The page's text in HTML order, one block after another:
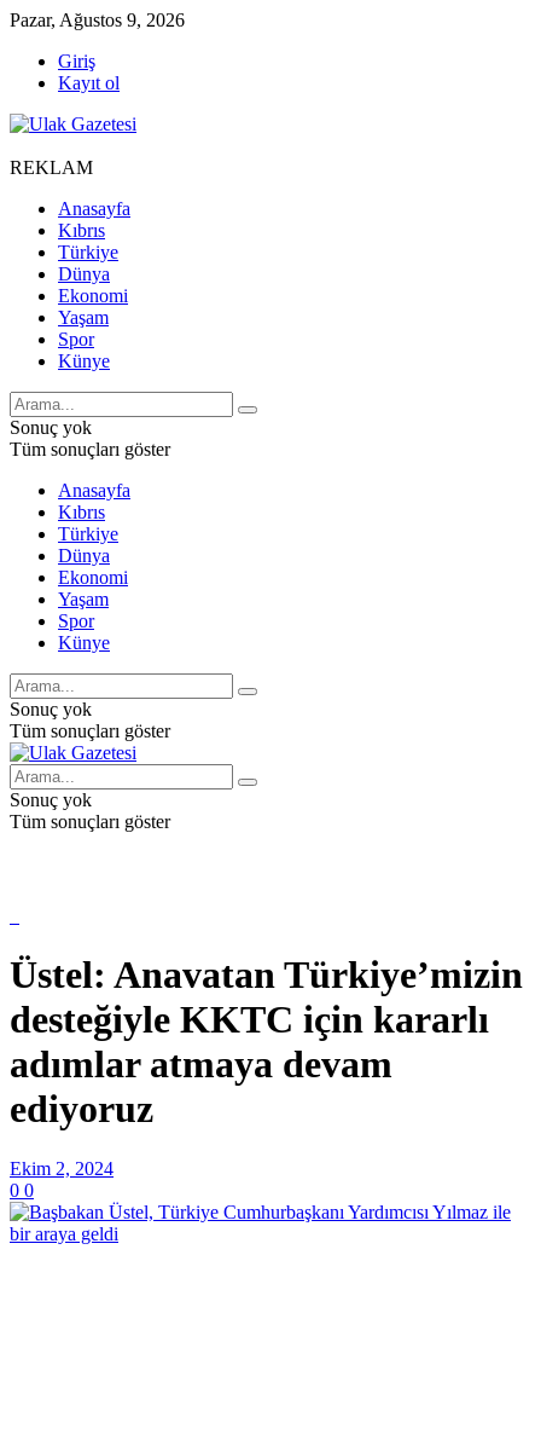
Pazar, Ağustos 9, 2026
Giriş
Kayıt ol
REKLAM
Anasayfa
Kıbrıs
Türkiye
Dünya
Ekonomi
Yaşam
Spor
Künye
Sonuç yok
Tüm sonuçları göster
Anasayfa
Kıbrıs
Türkiye
Dünya
Ekonomi
Yaşam
Spor
Künye
Sonuç yok
Tüm sonuçları göster
Sonuç yok
Tüm sonuçları göster
Üstel: Anavatan Türkiye’mizin
desteğiyle KKTC için kararlı
adımlar atmaya devam
ediyoruz
Ekim 2, 2024
0 0